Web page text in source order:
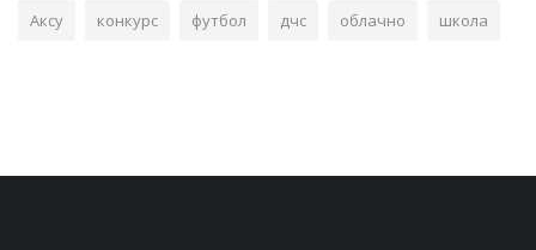
Аксу конкурс футбол дчс облачно школа